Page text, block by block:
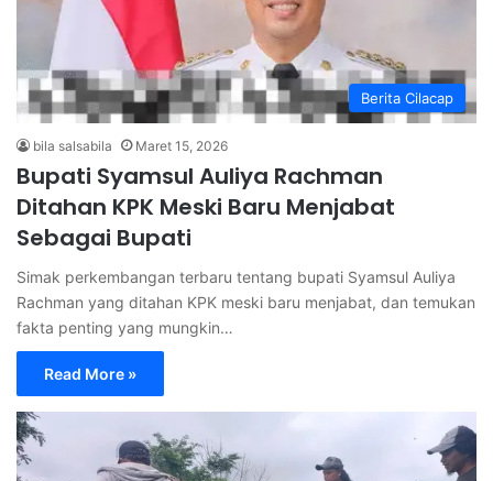
Berita Cilacap
bila salsabila Maret 15, 2026
Bupati Syamsul Auliya Rachman
Ditahan KPK Meski Baru Menjabat
Sebagai Bupati
Simak perkembangan terbaru tentang bupati Syamsul Auliya
Rachman yang ditahan KPK meski baru menjabat, dan temukan
fakta penting yang mungkin…
Read More »